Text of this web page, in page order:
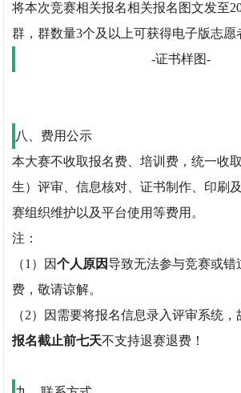
将本次竞赛相关报名相关报名图文发至
群，群数量3个及以上可获得电子版志愿
-证书样图-
八、费用公示
本大赛不收取报名费、培训费，统一收
生）评审、信息核对、证书制作、印刷
赛组织维护以及平台使用等费用。
注：
（1）因个人原因导致无法参与竞赛或错
费，敬请谅解。
（2）因需要将报名信息录入评审系统
报名截止前七天不支持退赛退费！